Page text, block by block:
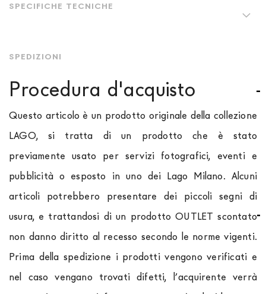
SPECIFICHE TECNICHE
SPEDIZIONI
Procedura d'acquisto
Questo articolo è un prodotto originale della collezione
LAGO, si tratta di un prodotto che è stato
previamente usato per servizi fotografici, eventi e
pubblicità o esposto in uno dei Lago Milano. Alcuni
articoli potrebbero presentare dei piccoli segni di
usura, e trattandosi di un prodotto OUTLET scontato
non danno diritto al recesso secondo le norme vigenti.
Prima della spedizione i prodotti vengono verificati e
nel caso vengano trovati difetti, l’acquirente verrà